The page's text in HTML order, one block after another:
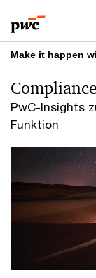
to
content
to
footer
Make it happen
PwC-Insights
Funktion